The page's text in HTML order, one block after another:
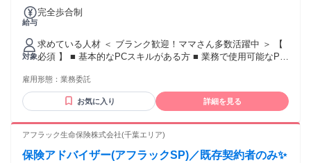
給与
完全歩合制
対象
求めている人材 ＜ ブランク歓迎！ママさん多数活躍中 ＞ 【
必須 】 ■ 基本的なPCスキルがある方 ■ 業務で使用可能なPC
に自信がない方もお気軽にお問合せください 【 あれば歓迎
】 ■ オフィスワーク（ホワイトカラー）のご経験 ■ カスタマ
ーサービス･サポート（BtoC事業）のご経験 ■ 営業事務･内勤
営業のご経験 ■ 金融･保険業界のご経験 ❯❯❯ こんな方にピ
しながら自由に働きたい ✅ 人と関わる仕事がしたい ✅ 自宅
雇用形態： 業務委託
お気に入り 詳細を見る
アフラック生命保険株式会社(千葉エリア)
保険アドバイザー(アフラックSP)／既存契約者のみ✨